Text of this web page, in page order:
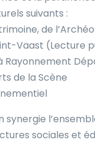
suivants :
de
Vaast (Lecture
Rayonnement
de la Scène
synergie
sociales et